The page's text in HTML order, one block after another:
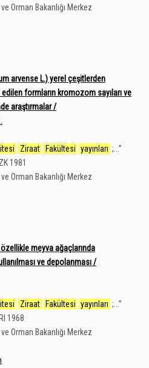
ve Orman Bakanlığı Merkez
arvense L.) yerel çeşitlerden
formların kromozom sayıları ve
araştırmalar /
Ziraat Fakültesi yayınları ;... ”
1981
ve Orman Bakanlığı Merkez
özellikle meyva ağaçlarında
ve depolanması /
Ziraat Fakültesi yayınları ;... ”
1968
ve Orman Bakanlığı Merkez